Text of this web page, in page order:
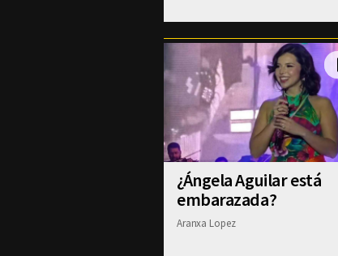
¿Ángela Aguilar está
embarazada?
Aranxa Lopez